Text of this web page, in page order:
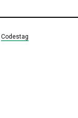
Codestag